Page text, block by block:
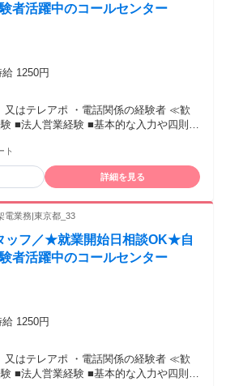
者活躍中のコールセンター
1250円
はテレアポ ・電話関係の経験者 ≪歓
■法人営業経験 ■基本的な入力や四則計
ト
詳細を見る
業務|東京都_33
ッフ／★就業開始日相談OK★自
者活躍中のコールセンター
1250円
はテレアポ ・電話関係の経験者 ≪歓
■法人営業経験 ■基本的な入力や四則計